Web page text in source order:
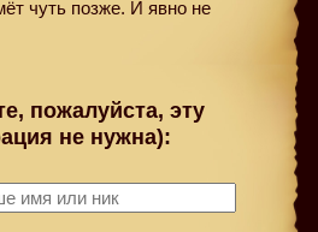
чуть позже. И явно не
пожалуйста, эту
не нужна):